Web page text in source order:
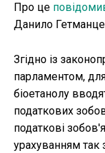
Про це
Данило
Згідно із
парламентом,
біоетанолу
податкових
податкові
урахуванням так